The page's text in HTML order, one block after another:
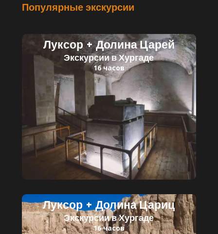
Популярные экскурсии
Луксор + Долина Царей
Экскурсии в Хургаде
16 часов
Взрослый билет: 60 $
Детский билет: 35 $
Читать далее
Луксор + Долина Цариц
Экскурсии в Хургаде
16 часов